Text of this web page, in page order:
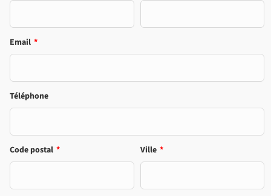
Email *
Téléphone
Code postal * Ville *